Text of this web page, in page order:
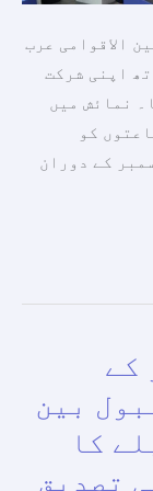
الاقوامی عرب
اپنی شرکت
نمائش میں
کو
اور پویلین کی طرف سے 9 سے 17 دسمبر کے دوران
کے
بین
کا
تصدیق